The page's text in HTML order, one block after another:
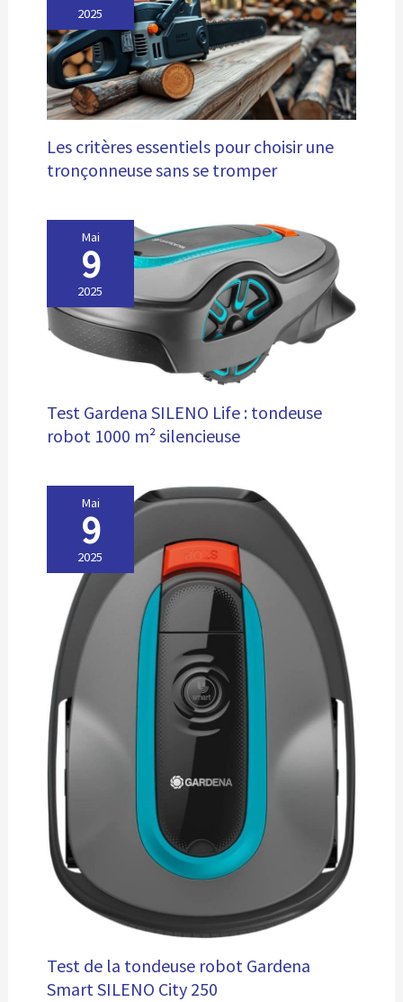
longue et réduit la consommation d'énergie par
rapport à un moteur traditionnel Batterie et Chargeur
Inclus : La batterie 2,0 Ah et 20 V incluse vous permet de
travailler pendant 15 à 25 minutes selon le mode. Une
charge complète prendra 50 minutes avec le chargeur
rapide inclus
2025
Les critères essentiels pour choisir une
tronçonneuse sans se tromper
Mai
9
2025
Test Gardena SILENO Life : tondeuse
robot 1000 m² silencieuse
Mai
9
2025
Test de la tondeuse robot Gardena
Smart SILENO City 250